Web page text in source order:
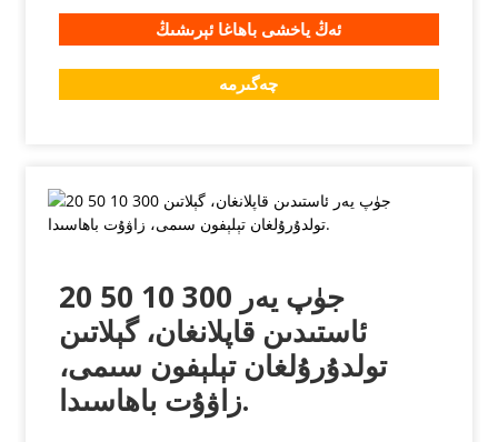
ئەڭ ياخشى باھاغا ئېرىشىڭ
چەگىرمە
20 50 10 300 جۈپ يەر
ئاستىدىن قاپلانغان، گېلاتىن
تولدۇرۇلغان تېلېفون سىمى،
زاۋۇت باھاسىدا.